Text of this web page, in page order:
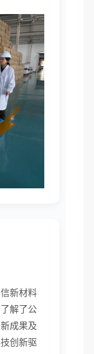
新材料
解了公
成果及
创新驱